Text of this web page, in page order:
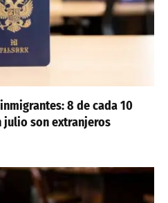
8 de cada 10
julio son extranjeros